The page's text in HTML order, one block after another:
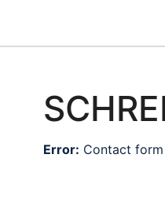
Error: Contact